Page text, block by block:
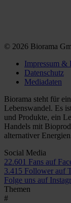
© 2026 Biorama
Impressum &
Datenschutz
Mediadaten
Biorama steht für
Lebenswandel. Es
und Produkte, ein
Handels mit
alternativer
Social Media
22.601 Fans auf
3.415 Follower auf
Folge uns auf
Themen
#